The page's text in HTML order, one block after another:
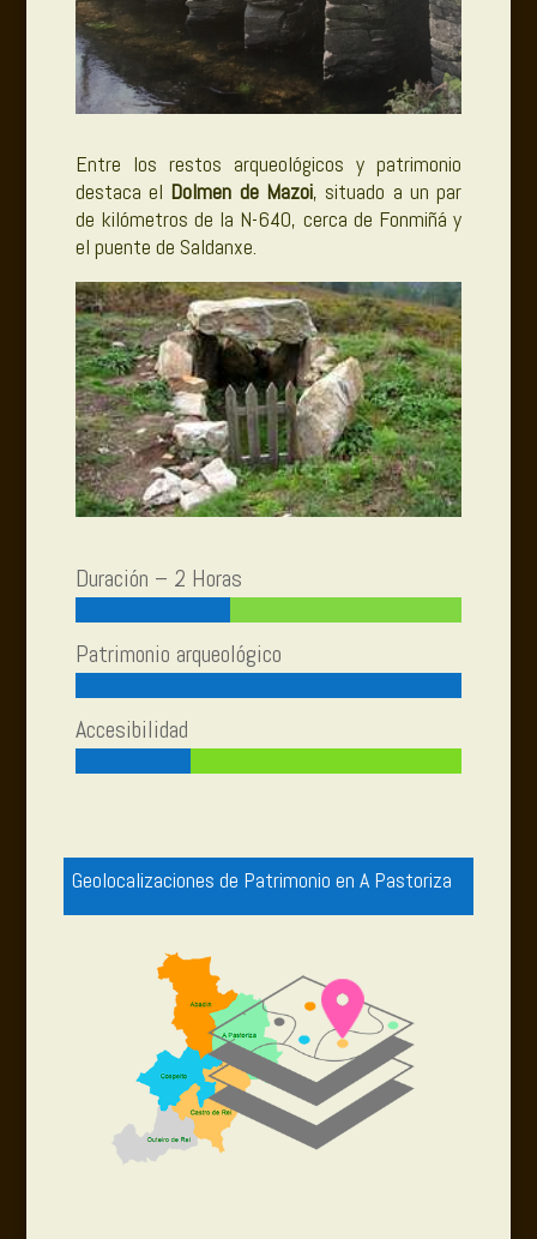
Entre los restos arqueológicos y patrimonio
destaca el Dolmen de Mazoi, situado a un par
de kilómetros de la N-640, cerca de Fonmiñá y
el puente de Saldanxe.
Duración – 2 Horas
Patrimonio arqueológico
Accesibilidad
Geolocalizaciones de Patrimonio en A Pastoriza